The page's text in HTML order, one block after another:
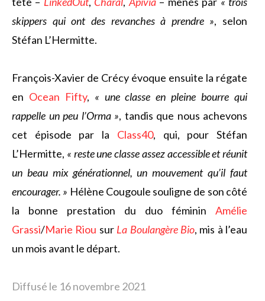
skippers qui ont des revanches à prendre », selon
Stéfan L’Hermitte.
François-Xavier de Crécy évoque ensuite la régate
en Ocean Fifty, « une classe en pleine bourre qui
rappelle un peu l’Orma », tandis que nous achevons
cet épisode par la Class40, qui, pour Stéfan
L’Hermitte, « reste une classe assez accessible et réunit
un beau mix générationnel, un mouvement qu’il faut
encourager. » Hélène Cougoule souligne de son côté
la bonne prestation du duo féminin Amélie
Grassi/Marie Riou sur La Boulangère Bio, mis à l’eau
un mois avant le départ.
Diffusé le 16 novembre 2021